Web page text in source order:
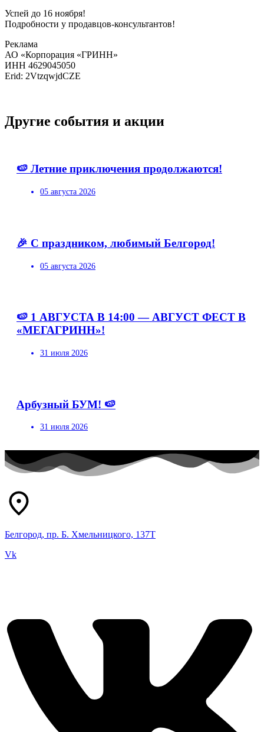
Успей до 16 ноября!
Подробности у продавцов-консультантов!
Реклама
АО «Корпорация «ГРИНН»
ИНН 4629045050
Erid: 2VtzqwjdCZE
Другие события и акции
🍉 Летние приключения продолжаются!
05 августа 2026
🎉 С праздником, любимый Белгород!
05 августа 2026
🍉 1 АВГУСТА В 14:00 — АВГУСТ ФЕСТ В
«МЕГАГРИНН»!
31 июля 2026
Арбузный БУМ! 🍉
31 июля 2026
Белгород, пр. Б. Хмельницкого, 137Т
Vk